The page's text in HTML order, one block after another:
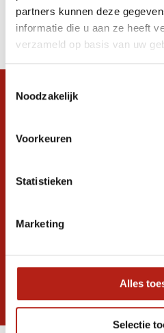
partners kunnen deze
informatie die u aan ze heeft
verzameld op basis van uw
Noodzakelijk
Voorkeuren
Statistieken
Marketing
Alles
Selectie
Producten
Filter
Sorteren op
Snel antwoord op je
graag verder. 24/7
Ontvang de nieuwste
* Lees hier de wettelijke beperkingen